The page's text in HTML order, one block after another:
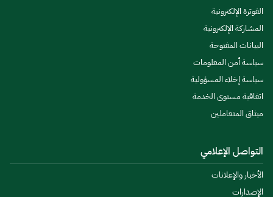
الفوترة الإلكترونية
المشاركة الإلكترونية
البيانات المفتوحة
سياسة أمن المعلومات
سياسة إخلاء المسؤولية
اتفاقية مستوى الخدمة
ميثاق المتعاملين
التواصل الإعلامي
الأخبار والإعلانات
الإصدارات